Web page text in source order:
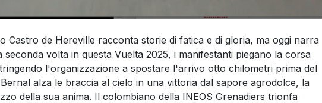
Castro de Hereville racconta storie di fatica e di gloria, ma oggi narra
seconda volta in questa Vuelta 2025, i manifestanti piegano la corsa
l'organizzazione a spostare l'arrivo otto chilometri prima del
alza le braccia al cielo in una vittoria dal sapore agrodolce, la
della sua anima. Il colombiano della INEOS Grenadiers trionfa